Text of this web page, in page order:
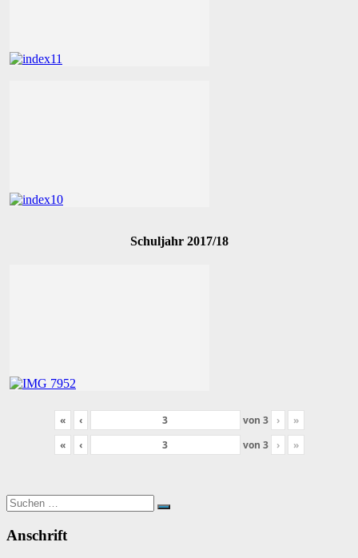
Schuljahr 2017/18
« ‹ von 3 ›
»
«
‹ von 3 › »
Suchen
nach:
Suchen
Anschrift